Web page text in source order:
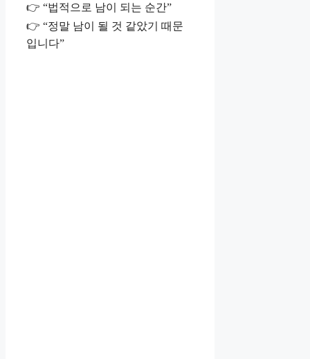
👉 “법적으로 남이 되는 순간”
👉 “정말 남이 될 것 같았기 때문
입니다”